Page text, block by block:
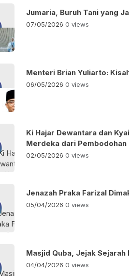
Jumaria, Buruh Tani yang
07/05/2026 0 views
Menteri Brian Yuliarto:
06/05/2026 0 views
Ki Hajar Dewantara dan
Merdeka dari Pembodohan
02/05/2026 0 views
Jenazah Praka Farizal
05/04/2026 0 views
Masjid Quba, Jejak
04/04/2026 0 views